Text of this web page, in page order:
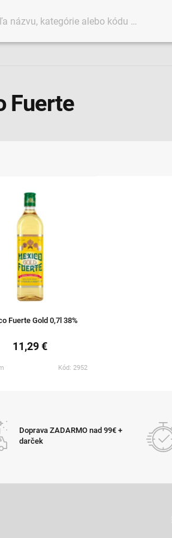
Fuerte
Fuerte Gold 0,7l 38%
11,29 €
Kód: 2952
Doprava ZADARMO nad 99€ +
darček